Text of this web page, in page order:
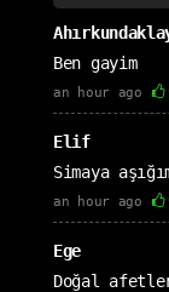
Ben gayim
an hour ago
Elif
Simaya
an hour ago
Ege
Doğal